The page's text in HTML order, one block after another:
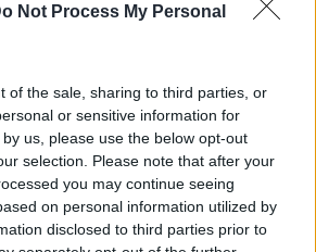
Not Process My Personal
of the sale, sharing to third parties, or
or sensitive information for
us, please use the below opt-out
selection. Please note that after your
you may continue seeing
on personal information utilized by
disclosed to third parties prior to